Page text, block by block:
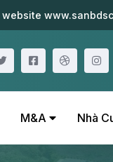
website
M&A Nhà